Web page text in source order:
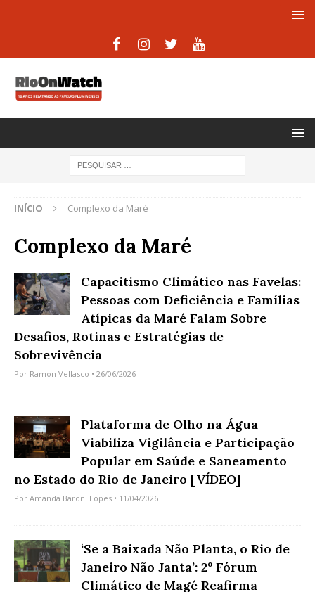
INÍCIO Complexo da Maré
Complexo da Maré
Capacitismo Climático nas Favelas:
Pessoas com Deficiência e Famílias
Atípicas da Maré Falam Sobre
Desafios, Rotinas e Estratégias de
Sobrevivência
Por Ramon Vellasco • 26/06/2026
Plataforma de Olho na Água
Viabiliza Vigilância e Participação
Popular em Saúde e Saneamento
no Estado do Rio de Janeiro [VÍDEO]
Por Amanda Baroni Lopes • 11/04/2026
‘Se a Baixada Não Planta, o Rio de
Janeiro Não Janta’: 2º Fórum
Climático de Magé Reafirma